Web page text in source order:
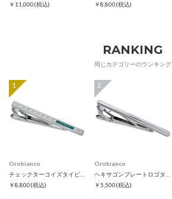
￥11,000(税込)
￥8,800(税込)
RANKING
同じカテゴリーのランキング
1
Orobianco
￥8,800(税込)
2
Orobianco
￥5,500(税込)